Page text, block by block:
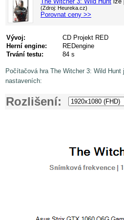
(Zdroj: Heureka.cz)
Porovnat ceny >>
Vývoj: CD Projekt RED
Herní engine:
REDengine
Trvání testu:
84 s
Počítačová hra The Witcher 3: Wild
nastaveních:
Rozlišení: